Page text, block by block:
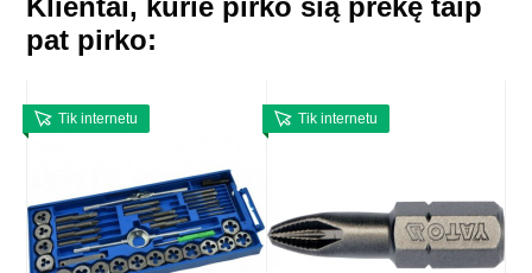
Klientai, kurie pirko šią prekę taip
pat pirko:
Tik internetu Tik internetu